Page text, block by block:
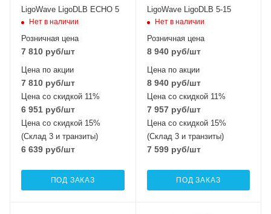
LigoWave LigoDLB ECHO 5
Нет в наличии
Розничная цена
7 810 руб/шт
Цена по акции
7 810 руб/шт
Цена со скидкой 11%
6 951 руб/шт
Цена со скидкой 15%
(Склад 3 и транзиты)
6 639 руб/шт
ПОД ЗАКАЗ
LigoWave LigoDLB 5-15
Нет в наличии
Розничная цена
8 940руб/шт
Цена по акции
8 940руб/шт
Цена со скидкой 11%
7 957руб/шт
Цена со скидкой 15%
(Склад 3 и транзиты)
7 599руб/шт
ПОД ЗАКАЗ